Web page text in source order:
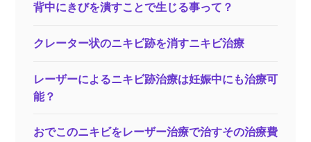
背中にきびを潰すことで生じる事って？
クレーター状のニキビ跡を消すニキビ治療
レーザーによるニキビ跡治療は妊娠中にも治療可
能？
おでこのニキビをレーザー治療で治すその治療費